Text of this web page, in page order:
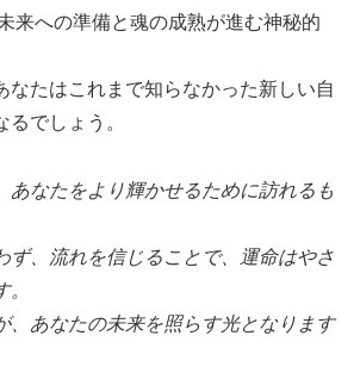
来への準備と魂の成熟が進む神秘的
なたはこれまで知らなかった新しい自
でしょう。
あなたをより輝かせるために訪れるも
ず、流れを信じることで、運命はやさ
、あなたの未来を照らす光となります